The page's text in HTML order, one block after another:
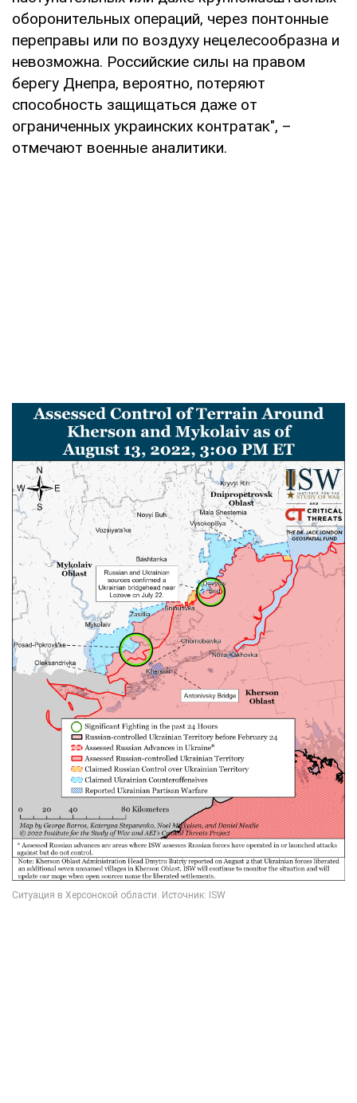
оборонительных операций, через понтонные
переправы или по воздуху нецелесообразна и
невозможна. Российские силы на правом
берегу Днепра, вероятно, потеряют
способность защищаться даже от
ограниченных украинских контратак", –
отмечают военные аналитики.